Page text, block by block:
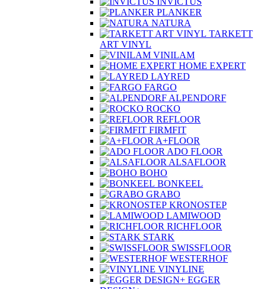
PLANKER
NATURA
TARKETT ART VINYL
VINILAM
HOME EXPERT
LAYRED
FARGO
ALPENDORF
ROCKO
REFLOOR
FIRMFIT
A+FLOOR
ADO FLOOR
ALSAFLOOR
BOHO
BONKEEL
GRABO
KRONOSTEP
LAMIWOOD
RICHFLOOR
STARK
SWISSFLOOR
WESTERHOF
VINYLINE
EGGER
DESIGN+